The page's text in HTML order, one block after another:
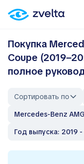
Покупка
Coupe
полное
Сортировать по
Mercedes-Benz
Год выпуска: 2019